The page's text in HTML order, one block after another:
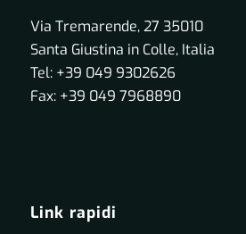
Via Tremarende, 27 35010
Santa Giustina in Colle, Italia
Tel: +39 049 9302626
Fax: +39 049 7968890
Link rapidi